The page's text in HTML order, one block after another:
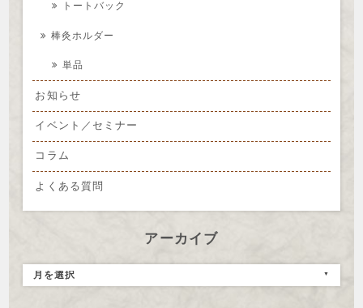
トートバック
棒灸ホルダー
単品
お知らせ
イベント／セミナー
コラム
よくある質問
アーカイブ
月を選択